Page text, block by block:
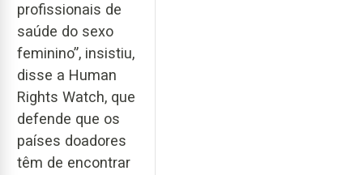
profissionais de
saúde do sexo
feminino”, insistiu,
disse a Human
Rights Watch, que
defende que os
países doadores
têm de encontrar